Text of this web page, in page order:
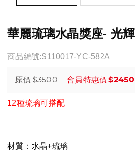
華麗琉璃水晶獎座- 光輝
商品編號:S110017-YC-582A
原價 $3500 會員特惠價$2450
12種琉璃可搭配
材質：水晶+琉璃